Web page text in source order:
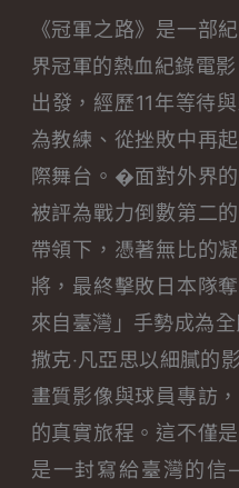
《冠軍之路》是一部
界冠軍的熱血紀錄電
出發，經歷11年等待
為教練、從挫敗中再
際舞台。�面對外界
被評為戰力倒數第二
帶領下，憑著無比的
將，最終擊敗日本隊
來自臺灣」手勢成為
撒克‧凡亞思以細膩的
畫質影像與球員專訪
的真實旅程。這不僅
是一封寫給臺灣的